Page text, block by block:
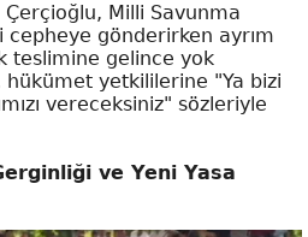
Çerçioğlu, Milli Savunma
cepheye gönderirken ayrım
teslimine gelince yok
hükümet yetkililerine "Ya bizi
vereceksiniz" sözleriyle
ve Yeni Yasa